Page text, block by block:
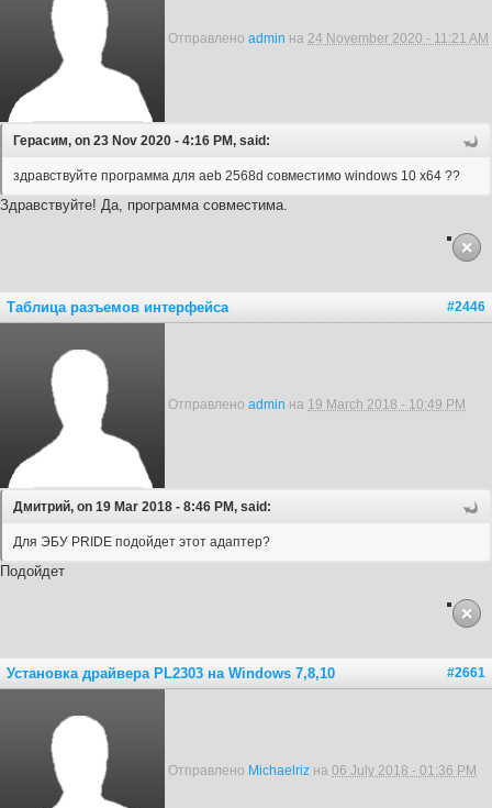
Отправлено admin на 24 November 2020 - 11:21 AM
Герасим, on 23 Nov 2020 - 4:16 PM, said:
здравствуйте программа для aeb 2568d совместимо windows 10 x64 ??
Здравствуйте! Да, программа совместима.
#2446
Таблица разъемов интерфейса
Отправлено admin на 19 March 2018 - 10:49 PM
Дмитрий, on 19 Mar 2018 - 8:46 PM, said:
Для ЭБУ PRIDE подойдет этот адаптер?
Подойдет
#2661
Установка драйвера PL2303 на Windows 7,8,10
Отправлено Michaelriz на 06 July 2018 - 01:36 PM